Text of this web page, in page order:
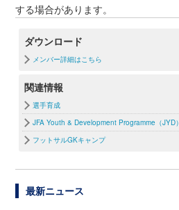
する場合があります。
ダウンロード
メンバー詳細はこちら
関連情報
選手育成
JFA Youth & Development Programme（JYD）
フットサルGKキャンプ
最新ニュース